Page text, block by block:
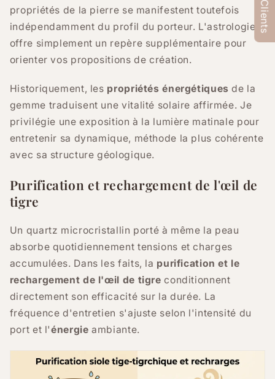
propriétés de la pierre se manifestent toutefois
indépendamment du profil du porteur. L'astrologie
offre simplement un repère supplémentaire pour
orienter vos propositions de création.
Historiquement, les propriétés énergétiques de la
gemme traduisent une vitalité solaire affirmée. Je
privilégie une exposition à la lumière matinale pour
entretenir sa dynamique, méthode la plus cohérente
avec sa structure géologique.
Purification et rechargement de l'œil de
tigre
Un quartz microcristallin porté à même la peau
absorbe quotidiennement tensions et charges
accumulées. Dans les faits, la purification et le
rechargement de l'œil de tigre conditionnent
directement son efficacité sur la durée. La
fréquence d'entretien s'ajuste selon l'intensité du
port et l'énergie ambiante.